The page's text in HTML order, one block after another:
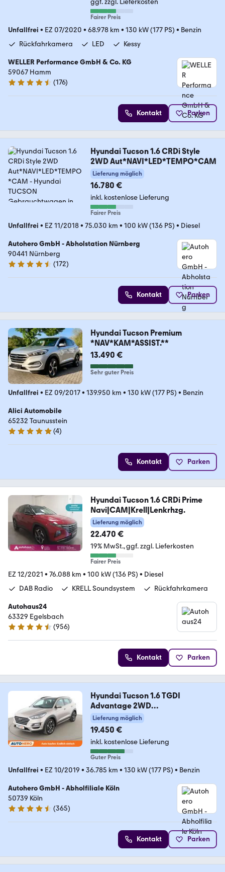
ggf. zzgl. Lieferkosten
Fairer Preis
Unfallfrei • EZ 07/2020 • 68.978 km • 130 kW (177 PS) • Benzin
Rückfahrkamera
LED Kessy
WELLER Performance GmbH & Co. KG
59067 Hamm
4.6 Sterne
(176)
Kontakt Parken
Hyundai Tucson 1.6 CRDi Style
2WD Aut*NAVI*LED*TEMPO*CAM
Lieferung möglich
16.780 €
inkl. kostenlose Lieferung
Fairer Preis
Unfallfrei • EZ 11/2018• 75.030 km • 100 kW (136 PS) • Diesel
Autohero GmbH - Abholstation Nürnberg
90441 Nürnberg
4.5 Sterne
(172)
Kontakt Parken
Hyundai Tucson Premium
*NAV*KAM*ASSIST.**
13.490 €
Sehr guter Preis
Unfallfrei • EZ 09/2017• 139.950 km • 130 kW (177 PS) • Benzin
Alici Automobile
65232 Taunusstein
5 Sterne
(4)
Kontakt Parken
Hyundai Tucson 1.6 CRDi Prime
Navi|CAM|Krell|Lenkrhzg.
Lieferung möglich
22.470 €
19% MwSt. ggf. zzgl. Lieferkosten
Fairer Preis
EZ 12/2021 • 76.088 km • 100 kW (136 PS) • Diesel
DAB Radio
KRELL Soundsystem Rückfahrkamera
Autohaus24
63329 Egelsbach
4.3 Sterne
(956)
Kontakt Parken
Hyundai Tucson 1.6 TGDI
Advantage 2WD
Aut.*NAVI*CAM*SHZ*
Lieferung möglich
19.450 €
inkl. kostenlose Lieferung
Guter Preis
Unfallfrei • EZ 10/2019 • 36.785 km • 130 kW (177 PS) • Benzin
Autohero GmbH - Abholfiliale Köln
50739 Köln
4.6 Sterne
(365)
Kontakt Parken